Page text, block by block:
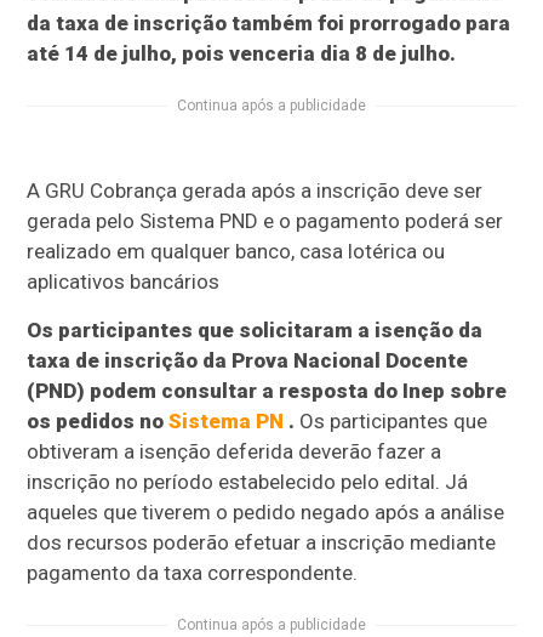
da taxa de inscrição também foi prorrogado para
até 14 de julho, pois venceria dia 8 de julho.
Continua após a publicidade
A GRU Cobrança gerada após a inscrição deve ser
gerada pelo Sistema PND e o pagamento poderá ser
realizado em qualquer banco, casa lotérica ou
aplicativos bancários
Os participantes que solicitaram a isenção da
taxa de inscrição da Prova Nacional Docente
(PND) podem consultar a resposta do Inep sobre
os pedidos noSistema PN . Os participantes que
obtiveram a isenção deferida deverão fazer a
inscrição no período estabelecido pelo edital. Já
aqueles que tiverem o pedido negado após a análise
dos recursos poderão efetuar a inscrição mediante
pagamento da taxa correspondente.
Continua após a publicidade